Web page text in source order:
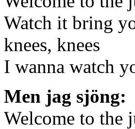
Watch it bring
knees, knees
I wanna watch
Men jag sjöng:
Welcome to the